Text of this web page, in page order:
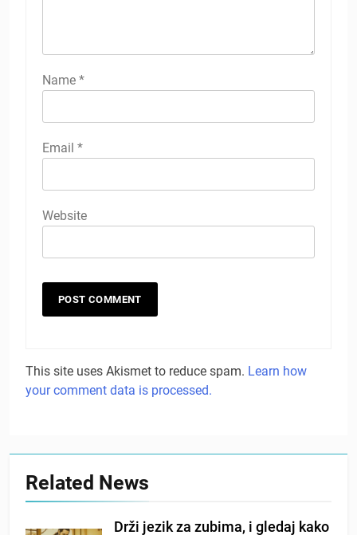
Name *
Email *
Website
This site uses Akismet to reduce spam. Learn how
your comment data is processed.
Related News
Drži jezik za zubima, i gledaj kako